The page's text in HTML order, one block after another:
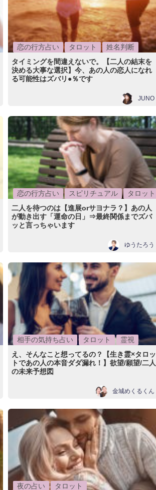
恋の行方占い タロット
姓名判断
タイミングを間違えないで。【二人の結末を
決める大事な選択】今、あの人の恋人になれ
る可能性はズバリ●％です
JUNO
恋の行方占い スピリチュアル
タロット
二人を待つのは【進展orサヨナラ？】あの人
が動き出す「運命の日」⇒最終関係までズバ
ッと言っちゃいます
ゆうたろう
相手の気持ち占い タロット
霊視
え、そんなこと想ってるの？【生き霊×タロッ
トであの人の本音ダダ漏れ！】欲望/願望/二人
の未来予想図
金城めくるくん
夜の占い
タロット